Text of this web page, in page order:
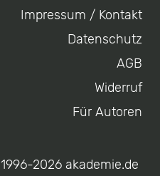
Impressum / Kontakt
Datenschutz
AGB
Widerruf
Für Autoren
1996-2026 akademie.de